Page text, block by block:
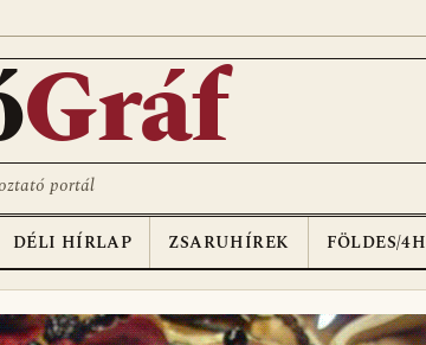
Gráf
portál
DÉLI HÍRLAP ZSARUHÍREK FÖLDES/4H